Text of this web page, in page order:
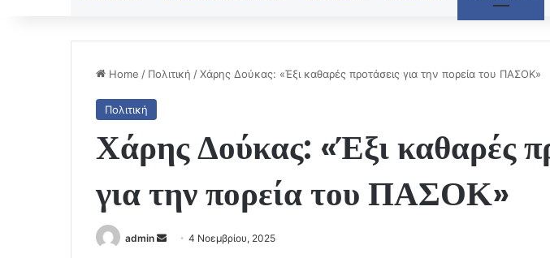
Home / Πολιτική /Χάρης Δούκας: «Έξι καθαρές προτάσεις για την πορεία του ΠΑΣΟΚ»
Πολιτική
Χάρης Δούκας: «Έξι καθαρές
για την πορεία του ΠΑΣΟΚ»
admin
Send4 Νοεμβρίου, 2025